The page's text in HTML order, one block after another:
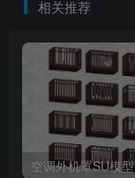
相关推荐
空调外机罩SU模型